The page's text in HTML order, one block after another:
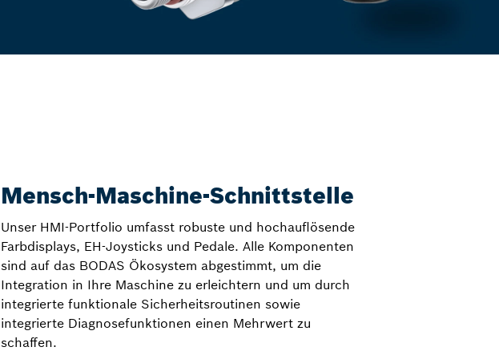
Mensch-Maschine-Schnittstelle
Unser HMI-Portfolio umfasst robuste und hochauflösende
Farbdisplays, EH-Joysticks und Pedale. Alle Komponenten
sind auf das BODAS Ökosystem abgestimmt, um die
Integration in Ihre Maschine zu erleichtern und um durch
integrierte funktionale Sicherheitsroutinen sowie
integrierte Diagnosefunktionen einen Mehrwert zu
schaffen.